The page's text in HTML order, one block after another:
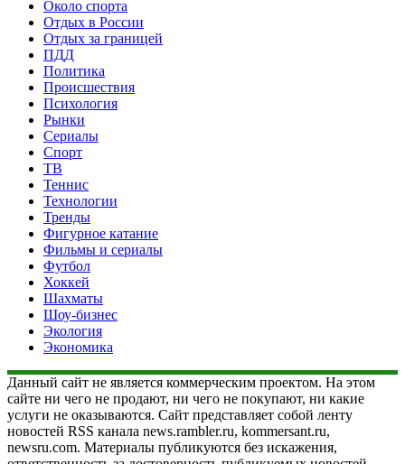
Около спорта
Отдых в России
Отдых за границей
ПДД
Политика
Происшествия
Психология
Рынки
Сериалы
Спорт
ТВ
Теннис
Технологии
Тренды
Фигурное катание
Фильмы и сериалы
Футбол
Хоккей
Шахматы
Шоу-бизнес
Экология
Экономика
Данный сайт не является коммерческим проектом. На этом
сайте ни чего не продают, ни чего не покупают, ни какие
услуги не оказываются. Сайт представляет собой ленту
новостей RSS канала news.rambler.ru, kommersant.ru,
newsru.com. Материалы публикуются без искажения,